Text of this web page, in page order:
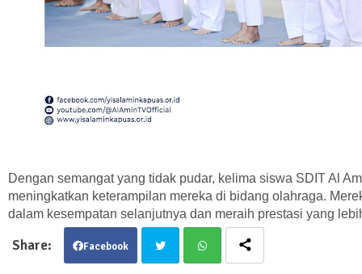
Dengan semangat yang tidak pudar, kelima siswa SDIT Al
meningkatkan keterampilan mereka di bidang olahraga.
dalam kesempatan selanjutnya dan meraih prestasi yang
Facebook